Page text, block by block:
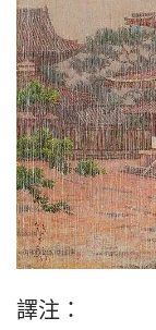
譯注：